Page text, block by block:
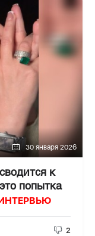
30 января 2026
к
попытка
2